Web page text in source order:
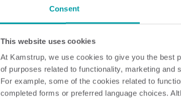
Consent
This website uses cookies
At Kamstrup, we use cookies to give you the best
of purposes related to functionality, marketing
For example, some of the cookies related to
completed forms or preferred language choices.